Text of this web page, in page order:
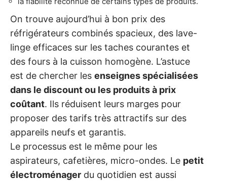
On trouve aujourd’hui à bon prix des
réfrigérateurs combinés spacieux, des lave-
linge efficaces sur les taches courantes et
des fours à la cuisson homogène. L’astuce
est de chercher les enseignes spécialisées
dans le discount ou les produits à prix
coûtant. Ils réduisent leurs marges pour
proposer des tarifs très attractifs sur des
appareils neufs et garantis.
Le processus est le même pour les
aspirateurs, cafetières, micro-ondes. Le petit
électroménager du quotidien est aussi